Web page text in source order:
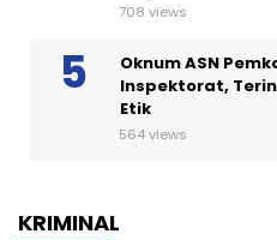
708 views
Oknum ASN
Inspektorat,
Etik
564 views
KRIMINAL